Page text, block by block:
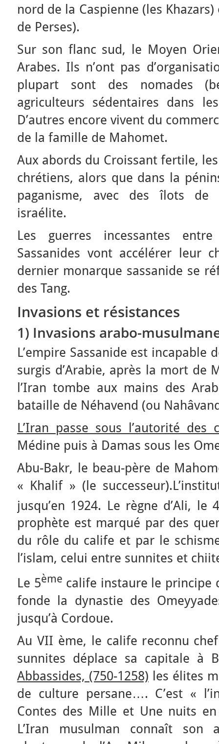
nord de la Caspienne (les
de Perses).
Sur son flanc sud, le Moyen
Arabes. Ils n’ont pas
plupart sont des nomades
agriculteurs sédentaires dans
D’autres encore vivent du
de la famille de Mahomet.
Aux abords du Croissant fertile,
chrétiens, alors que dans la
paganisme, avec des îlots de
israélite.
Les guerres incessantes
Sassanides vont accélérer leur
dernier monarque sassanide se
des Tang.
Invasions et résistances
1) Invasions arabo-
L’empire Sassanide est incapable
surgis d’Arabie, après la mort de
l’Iran tombe aux mains des
bataille de Néhavend (ou
L’Iran passe sous l’autorité des
Médine puis à Damas sous les
Abu-Bakr, le beau-père de
« Khalif » (le
jusqu’en 1924. Le règne d’Ali, le 4
prophète est marqué par des
du rôle du calife et par le
l’islam, celui entre sunnites et
Le 5ème calife instaure le principe
fonde la dynastie des
jusqu’à Cordoue.
Au VII ème, le calife reconnu
sunnites déplace sa capitale à
Abbassides, (750-1258) les élites
de culture persane…. C’est «
Contes des Mille et Une nuits
L’Iran musulman connaît son